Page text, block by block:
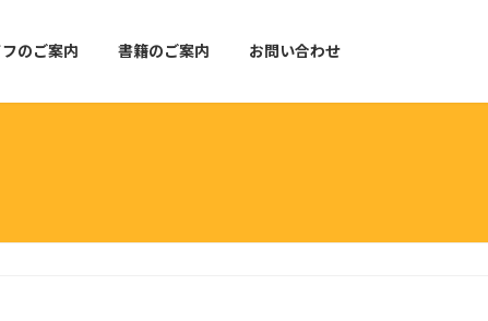
のご案内 書籍のご案内 お問い合わせ